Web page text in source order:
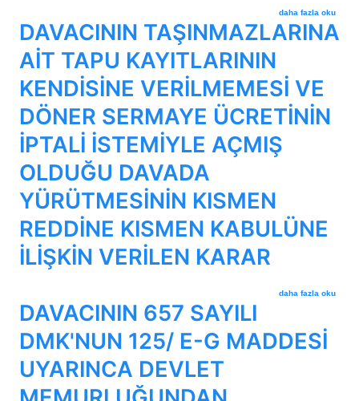
DAVACININ 657
daha fazla oku
DAVACININ TAŞINMAZLARINA
AİT TAPU KAYITLARININ
KENDİSİNE VERİLMEMESİ VE
DÖNER SERMAYE ÜCRETİNİN
İPTALİ İSTEMİYLE AÇMIŞ
OLDUĞU DAVADA
YÜRÜTMESİNİN KISMEN
REDDİNE KISMEN KABULÜNE
İLİŞKİN VERİLEN KARAR
DAVACININ
daha fazla oku
DAVACININ 657 SAYILI
DMK'NUN 125/ E-G MADDESİ
UYARINCA DEVLET